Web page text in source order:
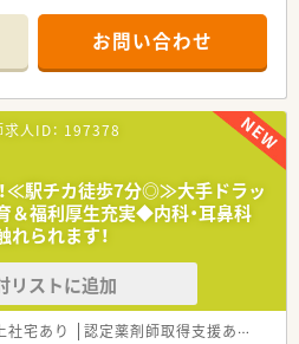
＊
いて】
ほどの場所に位置し、従業員用の駐車
お車での快適な通勤が可能な薬局で
糖尿病内科や循環器内科を中心に処方
たりの平均対応枚数は約70枚です。
非常勤薬剤師4名、事務スタッフ2名が
麗な休憩室が完備されています。
メージ】
性の高い科目をメインに応需するため、
知識と実践的な対応力を身につけられ
お問い合わせ
人ID： 197378
！≪駅チカ徒歩7分◎≫大手ドラッ
福利厚生充実◆内科・耳鼻科
られます！
リストに追加
社宅あり 認定薬剤師取得支援あり